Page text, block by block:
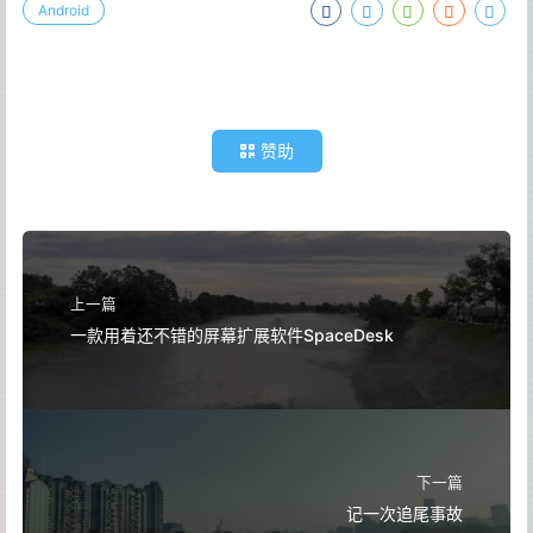
Android
赞助
上一篇
一款用着还不错的屏幕扩展软件SpaceDesk
下一篇
记一次追尾事故